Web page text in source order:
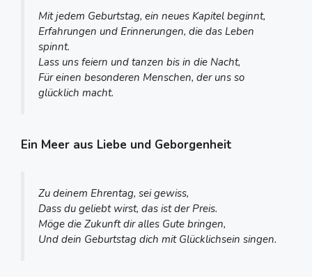
Mit jedem Geburtstag, ein neues Kapitel beginnt,
Erfahrungen und Erinnerungen, die das Leben
spinnt.
Lass uns feiern und tanzen bis in die Nacht,
Für einen besonderen Menschen, der uns so
glücklich macht.
Ein Meer aus Liebe und Geborgenheit
Zu deinem Ehrentag, sei gewiss,
Dass du geliebt wirst, das ist der Preis.
Möge die Zukunft dir alles Gute bringen,
Und dein Geburtstag dich mit Glücklichsein singen.